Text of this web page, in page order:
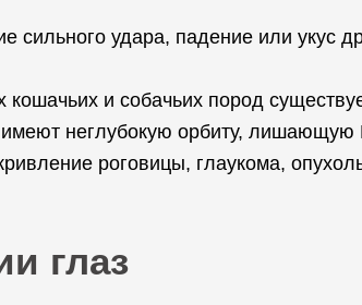
сильного удара, падение или укус
кошачьих и собачьих пород
неглубокую орбиту,
роговицы, глаукома,
глаз